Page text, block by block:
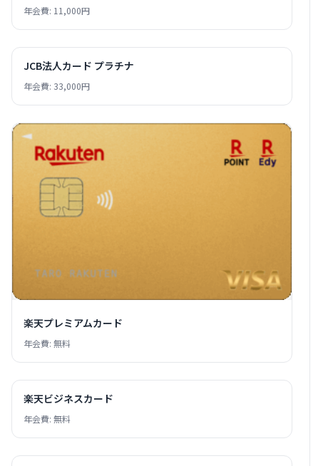
年会費: 11,000円
JCB法人カード プラチナ
年会費: 33,000円
楽天プレミアムカード
年会費: 無料
楽天ビジネスカード
年会費: 無料